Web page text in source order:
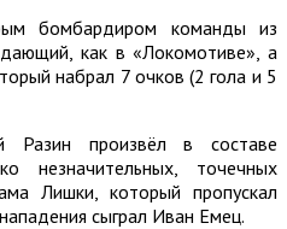
бомбардиром команды из
как в «Локомотиве», а
набрал 7 очков (2 гола и 5
произвёл в составе
незначительных, точечных
Лишки, который пропускал
сыграл Иван Емец.